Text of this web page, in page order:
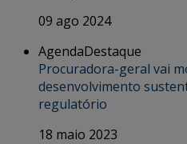
09 ago 2024
AgendaDestaque
Procuradora-geral vai
desenvolvimento
regulatório
18 maio 2023